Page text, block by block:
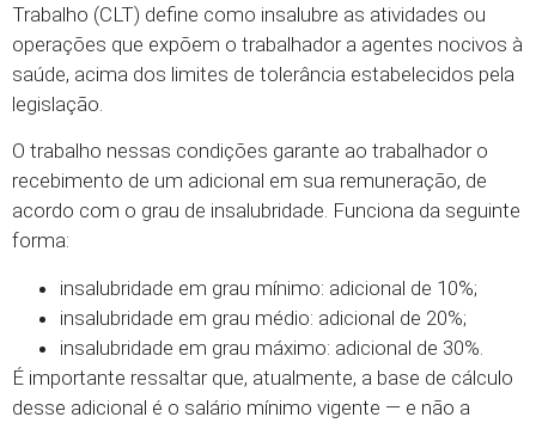
Trabalho (CLT) define como insalubre as atividades ou
operações que expõem o trabalhador a agentes nocivos à
saúde, acima dos limites de tolerância estabelecidos pela
legislação.
O trabalho nessas condições garante ao trabalhador o
recebimento de um adicional em sua remuneração, de
acordo com o grau de insalubridade. Funciona da seguinte
forma:
insalubridade em grau mínimo: adicional de 10%;
insalubridade em grau médio: adicional de 20%;
insalubridade em grau máximo: adicional de 30%.
É importante ressaltar que, atualmente, a base de cálculo
desse adicional é o salário mínimo vigente — e não a